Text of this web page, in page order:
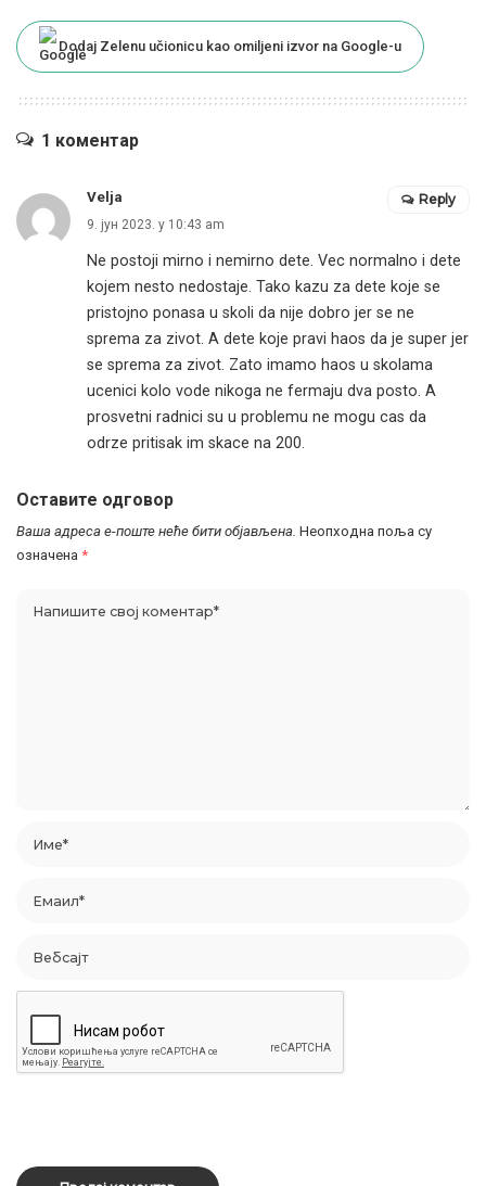
Dodaj Zelenu učionicu kao omiljeni izvor na Google-u
1 коментар
Velja
9. јун 2023. у 10:43 am
Ne postoji mirno i nemirno dete. Vec normalno i dete
kojem nesto nedostaje. Tako kazu za dete koje se
pristojno ponasa u skoli da nije dobro jer se ne
sprema za zivot. A dete koje pravi haos da je super jer
se sprema za zivot. Zato imamo haos u skolama
ucenici kolo vode nikoga ne fermaju dva posto. A
prosvetni radnici su u problemu ne mogu cas da
odrze pritisak im skace na 200.
Reply
Оставите одговор
Ваша адреса е-поште неће бити објављена. Неопходна поља су
означена *